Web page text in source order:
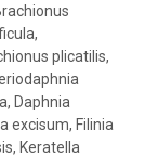
plicatilis,
Daphnia
excisum, Filinia
Keratella